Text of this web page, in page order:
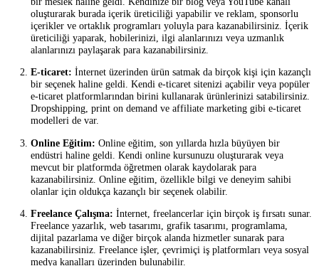
haberler
Gökhan Kaptanoğlu
23 Şubat 2023, 15:48
810 Görüntüleme
İnternetten para kazanmanın yolları, son yıllarda özellikle pandemi
hale geldi. İşte size internetten para kazanmanın bazı yolları ve
nasıl yapıldığı hakkında bilgi:
İçerik Üreticiliği:İçerik üreticiliği, son yıllarda popüler hale
bir meslek haline geldi. Kendinize bir blog veya YouTube
oluşturarak burada içerik üreticiliği yapabilir ve reklam,
içerikler ve ortaklık programları yoluyla para kazanabilirsiniz.
üreticiliği yaparak, hobilerinizi, ilgi alanlarınızı veya uzmanlık
alanlarınızı paylaşarak para kazanabilirsiniz.